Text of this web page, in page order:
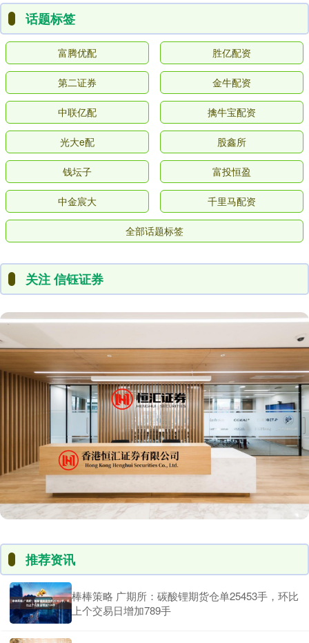
话题标签
富腾优配 胜亿配资
第二证券 金牛配资
中联亿配 擒牛宝配资
光大e配 股鑫所
钱坛子 富投恒盈
中金宸大 千里马配资
全部话题标签
关注 信钰证券
推荐资讯
棒棒策略 广期所：碳酸锂期货仓单25453手，环比
上个交易日增加789手